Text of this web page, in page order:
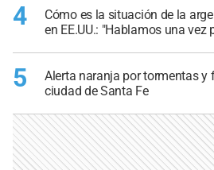
4
Cómo es la situación de la
en EE.UU.: "Hablamos una vez
5
Alerta naranja por tormentas y
ciudad de Santa Fe